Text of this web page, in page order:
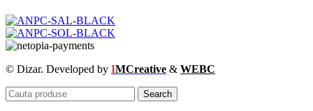
© Dizar. Developed by IMCreative & WEBC
Search